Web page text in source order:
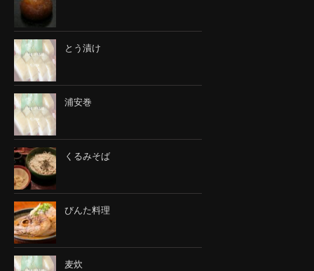
とう漬け
浦安巻
くるみそば
びんた料理
麦炊